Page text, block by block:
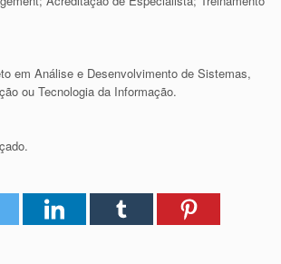
em Análise e Desenvolvimento de Sistemas,
ou Tecnologia da Informação.